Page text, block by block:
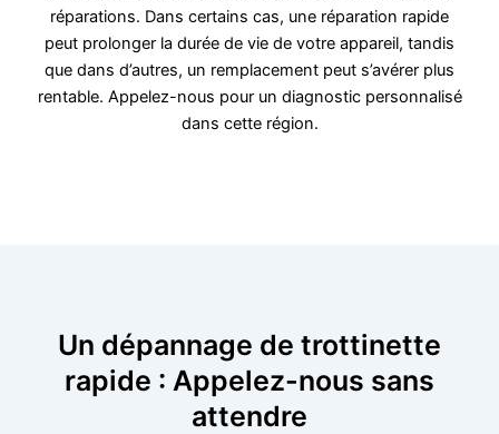
réparations. Dans certains cas, une réparation rapide
peut prolonger la durée de vie de votre appareil, tandis
que dans d’autres, un remplacement peut s’avérer plus
rentable. Appelez-nous pour un diagnostic personnalisé
dans cette région.
Un dépannage de trottinette
rapide : Appelez-nous sans
attendre